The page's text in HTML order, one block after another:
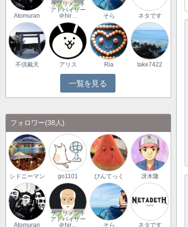
Atomuran
サプリメント
アドバイザー
＠hir…
そら ネタです
不倶戴天 アリス Ria take7422
一覧を見る
フォロワー(38人)
シドニーマン go1101 びんてっく 冴木隆
Atomuran
サプリメント
アドバイザー
＠hir…
そら ネタです